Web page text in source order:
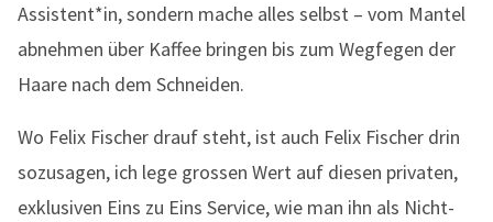
Assistent*in, sondern mache alles selbst – vom Mantel
abnehmen über Kaffee bringen bis zum Wegfegen der
Haare nach dem Schneiden.
Wo Felix Fischer drauf steht, ist auch Felix Fischer drin
sozusagen, ich lege grossen Wert auf diesen privaten,
exklusiven Eins zu Eins Service, wie man ihn als Nicht-